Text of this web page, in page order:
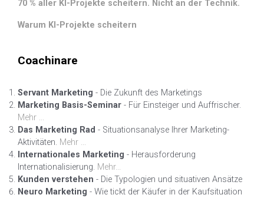
70 % aller KI-Projekte scheitern. Nicht an der Technik.
Warum KI-Projekte scheitern
Coachinare
Servant Marketing - Die Zukunft des Marketings
Marketing Basis-Seminar - Für Einsteiger und Auffrischer.
Mehr ...
Das Marketing Rad - Situationsanalyse Ihrer Marketing-
Aktivitäten. Mehr ...
Internationales Marketing - Herausforderung
Internationalisierung. Mehr...
Kunden verstehen - Die Typologien und situativen Ansätze
Neuro Marketing - Wie tickt der Käufer in der Kaufsituation